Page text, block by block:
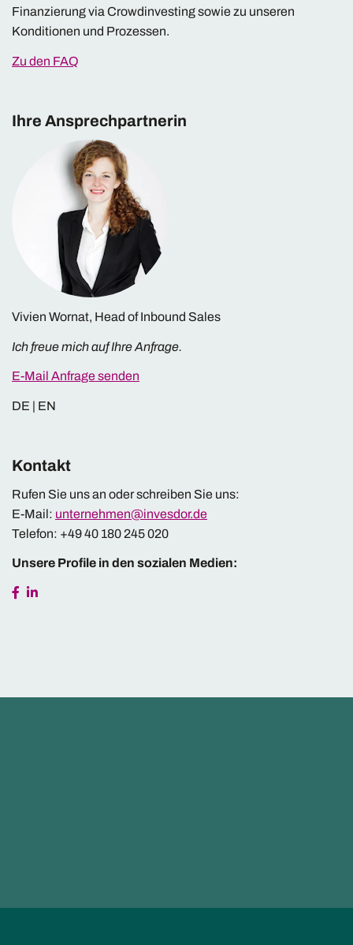
Finanzierung via Crowdinvesting sowie zu unseren
Konditionen und Prozessen.
Zu den FAQ
Ihre Ansprechpartnerin
Vivien Wornat, Head of Inbound Sales
Ich freue mich auf Ihre Anfrage.
E-Mail Anfrage senden
DE | EN
Kontakt
Rufen Sie uns an oder schreiben Sie uns:
E-Mail: unternehmen@invesdor.de
Telefon: +49 40 180 245 020
Unsere Profile in den sozialen Medien: